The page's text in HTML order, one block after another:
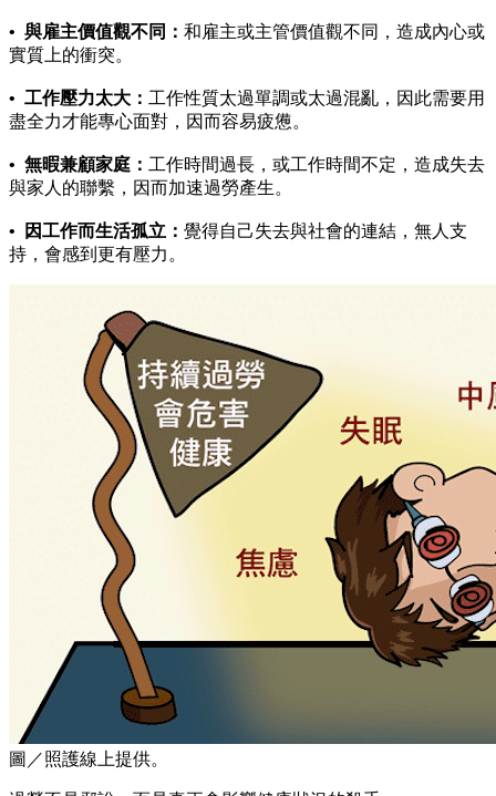
• 與雇主價值觀不同： 和雇主或主管價值觀不同，造成內心或
實質上的衝突。
• 工作壓力太大： 工作性質太過單調或太過混亂，因此需要用
盡全力才能專心面對，因而容易疲憊。
• 無暇兼顧家庭： 工作時間過長，或工作時間不定，造成失去
與家人的聯繫，因而加速過勞產生。
• 因工作而生活孤立： 覺得自己失去與社會的連結，無人支
持，會感到更有壓力。
圖／照護線上提供。